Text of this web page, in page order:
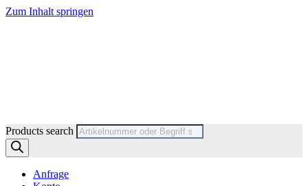
Zum Inhalt springen
Products search
Anfrage